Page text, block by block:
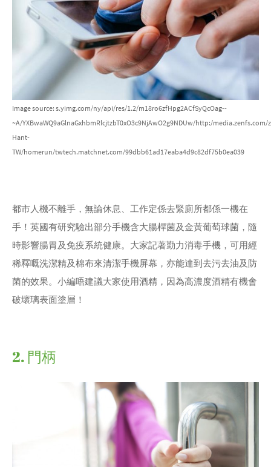
Image source: s.yimg.com/ny/api/res/1.2/m18ro6zfHpg2ACfSyQcOag--
~A/YXBwaWQ9aGlnaGxhbmRlcjtzbT0xO3c9NjAwO2g9NDUw/http:/media.zenfs.com/
Hant-
TW/homerun/twtech.matchnet.com/99dbb61ad17eaba4d9c82df75b0ea039
都市人機不離手，無論休息、工作定係去緊廁所都係一機在
手！英國有研究驗出部分手機含大腸桿菌及金黃葡萄球菌，隨
時影響腸胃及免疫系統健康。大家記著勤力消毒手機，可用經
稀釋嘅洗潔精及棉布來清潔手機屏幕，亦能達到去污去油及防
菌的效果。小編唔建議大家使用酒精，因為高濃度酒精有機會
破壞璃表面塗層！
2. 門柄